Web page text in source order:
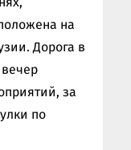
на
Дорога в
за
по